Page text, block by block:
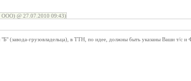
@ 27.07.2010 09:43)
(завода-грузовладельца), в ТТН, по идее, должны быть указаны Ваши т/с